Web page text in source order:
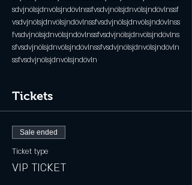
sdvjnölsjdnvölsjndövlnssfvsdvjnölsjdnvölsjndövlnssf
vsdvjnölsjdnvölsjndövlnssfvsdvjnölsjdnvölsjndövlnss
fvsdvjnölsjdnvölsjndövlnssfvsdvjnölsjdnvölsjndövlns
sfvsdvjnölsjdnvölsjndövlnssfvsdvjnölsjdnvölsjndövln
ssfvsdvjnölsjdnvölsjndövln
Tickets
Sale ended
Ticket type
VIP TICKET